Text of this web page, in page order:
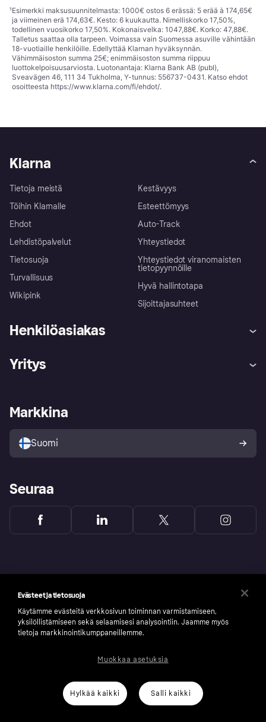
¹Esimerkki maksusuunnitelmasta: 1000€ ostos 6 erässä: 5 erää à 174,65€
ja viimeinen erä 174,63€. Kesto: 6 kuukautta. Nimelliskorko 17,50%,
todellinen vuosikorko 17,50%. Kokonaisvelka: 1047,88€. Korko: 47,88€.
Talletus saattaa olla tarpeen. Voimassa vain Suomessa asuville vähintään
18-vuotiaille henkilöille. Edellyttää Klarnan hyväksynnän.
Vähimmäisoston summa 25€; enimmäisoston summa riippuu
luottokelpoisuusarviosta. Luotonantaja: Klarna Bank AB (publ),
Sveavägen 46, 111 34 Tukholma, Y-tunnus: 556737-0431. Katso ehdot
osoitteesta https://www.klarna.com/fi/ehdot/.
Klarna
Tietoja meistä
Töihin Klarnalle
Ehdot
Lehdistöpalvelut
Tietosuoja
Turvallisuus
Wikipink
Kestävyys
Esteettömyys
Auto-Track
Yhteystiedot
Yhteystiedot viranomaisten
tietopyynnöille
Hyvä hallintotapa
Sijoittajasuhteet
Henkilöasiakas
Kirjaudu sisään
Tutustu kauppoihin
Ostajan turva
Yritys
Kirjaudu sisään yrityksenä
Markkina
Suomi
Seuraa
number: 556737-0431
Klarnan evästeselosteKlarna.com
Evästeet ja tietosuoja
Käytämme evästeitä verkkosivun toiminnan varmistamiseen,
yksilöllistämiseen sekä selaamisesi analysointiin. Jaamme myös
tietoja markkinointikumppaneillemme.
Hylkää kaikki Salli kaikki
Muokkaa asetuksia